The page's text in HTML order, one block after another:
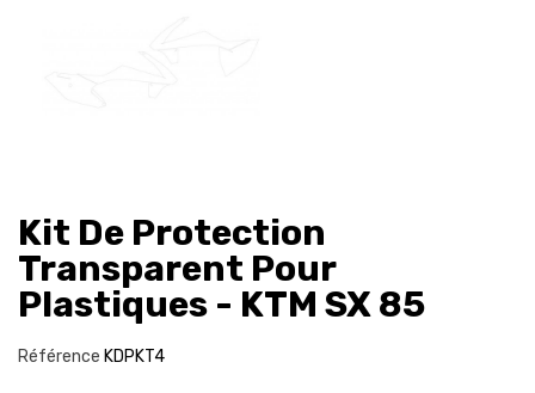
Kit De Protection
Transparent Pour
Plastiques - KTM SX 85
Référence KDPKT4